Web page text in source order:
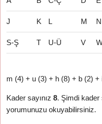
J K L M N
S-Ş T U-Ü V
m (4) + u (3) + h (8) + b (2)
Kader sayınız8. Şimdi kader
yorumunuzu okuyabilirsiniz.